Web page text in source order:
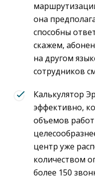
она
способны
скажем,
на другом
сотрудников
Калькулятор
эффективно,
объемов
центр уже
количеством
более 150